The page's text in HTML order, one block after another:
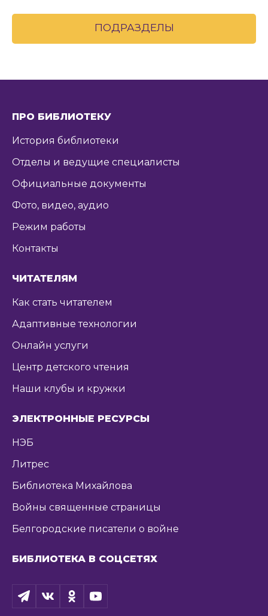
ПОДРАЗДЕЛЫ
ПРО БИБЛИОТЕКУ
История библиотеки
Отделы и ведущие специалисты
Официальные документы
Фото, видео, аудио
Режим работы
Контакты
ЧИТАТЕЛЯМ
Как стать читателем
Адаптивные технологии
Онлайн услуги
Центр детского чтения
Наши клубы и кружки
ЭЛЕКТРОННЫЕ РЕСУРСЫ
НЭБ
Литрес
Библиотека Михайлова
Войны священные страницы
Белгородские писатели о войне
БИБЛИОТЕКА В СОЦСЕТЯХ